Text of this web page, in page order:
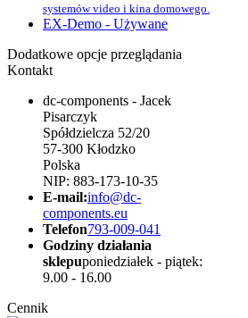
systemów video i kina domowego.
EX-Demo - Używane
Dodatkowe opcje przeglądania
Kontakt
dc-components - Jacek
Pisarczyk
Spółdzielcza 52/20
57-300 Kłodzko
Polska
NIP: 883-173-10-35
E-mail:info@dc-
components.eu
Telefon793-009-041
Godziny działania
sklepuponiedziałek - piątek:
9.00 - 16.00
Cennik